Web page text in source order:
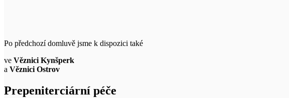
Po předchozí domluvě jsme k dispozici také
ve Věznici Kynšperk
a Věznici Ostrov
Prepeniterciární péče